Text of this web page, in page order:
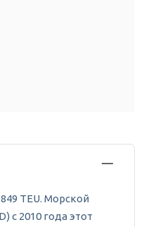
TEU. Морской
с 2010 года этот